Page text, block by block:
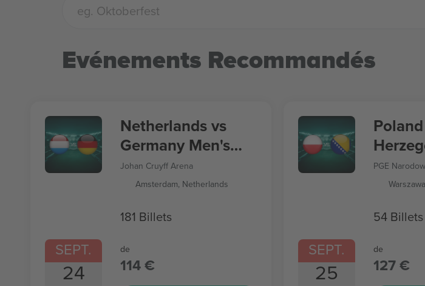
Evénements Recommandés
SEPT.
24
Netherlands vs
Germany Men's
Nations League
Johan Cruyff Arena
Amsterdam, Netherlands
181 Billets
de
114 €
SEPT.
25
PGE
54 Billets
de
127 €